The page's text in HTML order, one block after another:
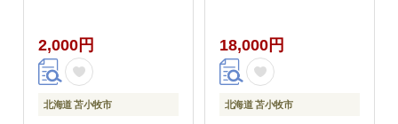
2,000円
北海道 苫小牧市
18,000円
北海道 苫小牧市